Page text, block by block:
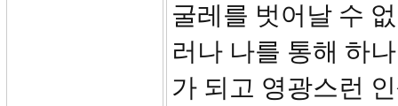
굴레를 벗어날 수
러나 나를 통해 하
가 되고 영광스런